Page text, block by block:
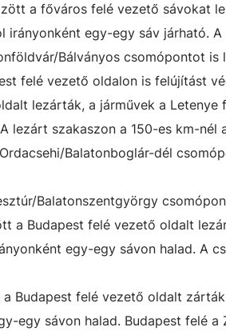
a főváros felé vezető sávokat
irányonként egy-egy sáv járható.
Bálványos csomópontot is
felé vezető oldalon is felújítást
lezárták, a járművek a Letenye
lezárt szakaszon a 150-es km-nél
Balatonboglár-dél
Balatonszentgyörgy
a Budapest felé vezető oldalt
egy-egy sávon halad. A
Budapest felé vezető oldalt
egy sávon halad. Budapest felé